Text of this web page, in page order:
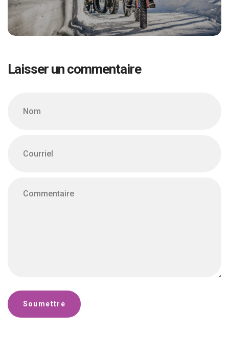
Laisser un commentaire